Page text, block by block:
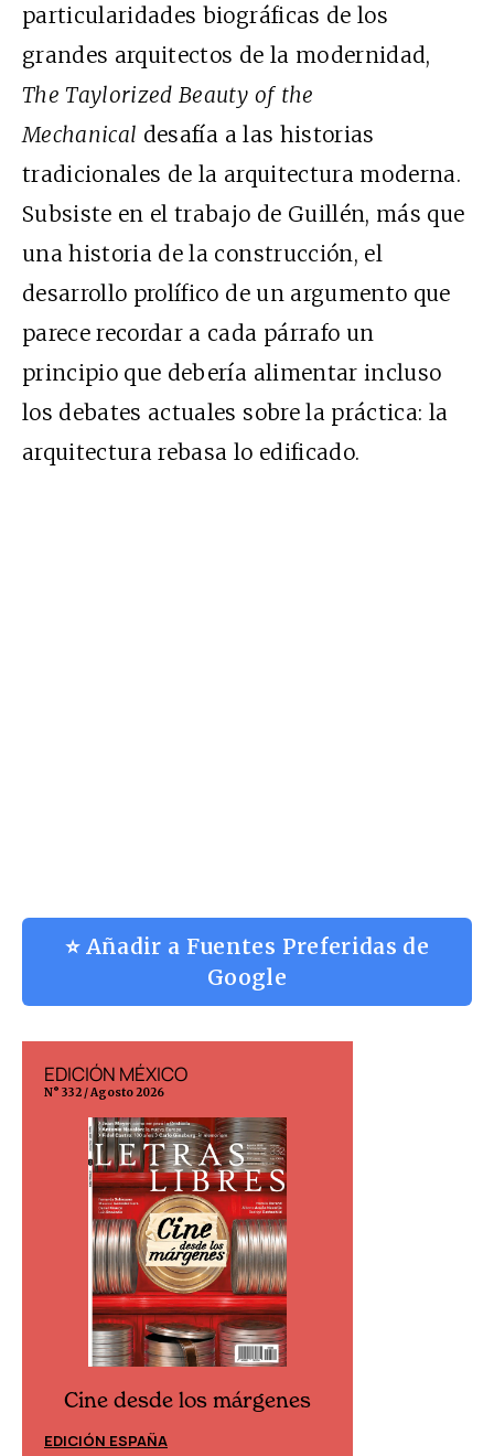
particularidades biográficas de los
grandes arquitectos de la modernidad,
The Taylorized Beauty of the
Mechanical desafía a las historias
tradicionales de la arquitectura moderna.
Subsiste en el trabajo de Guillén, más que
una historia de la construcción, el
desarrollo prolífico de un argumento que
parece recordar a cada párrafo un
principio que debería alimentar incluso
los debates actuales sobre la práctica: la
arquitectura rebasa lo edificado.
⭐ Añadir a Fuentes Preferidas de
Google
EDICIÓN MÉXICO
N° 332 / Agosto 2026
Cine desde los márgenes
EDICIÓN ESPAÑA